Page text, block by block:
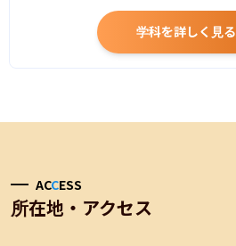
学科を詳しく見る
ACCESS
所在地・アクセス